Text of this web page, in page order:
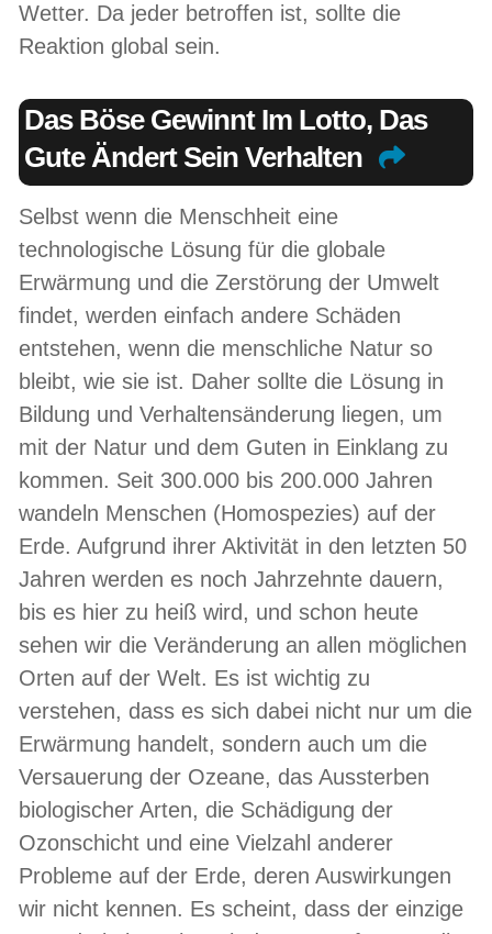
Wetter. Da jeder betroffen ist, sollte die
Reaktion global sein.
Das Böse Gewinnt Im Lotto, Das
Gute Ändert Sein Verhalten
Selbst wenn die Menschheit eine
technologische Lösung für die globale
Erwärmung und die Zerstörung der Umwelt
findet, werden einfach andere Schäden
entstehen, wenn die menschliche Natur so
bleibt, wie sie ist. Daher sollte die Lösung in
Bildung und Verhaltensänderung liegen, um
mit der Natur und dem Guten in Einklang zu
kommen. Seit 300.000 bis 200.000 Jahren
wandeln Menschen (Homospezies) auf der
Erde. Aufgrund ihrer Aktivität in den letzten 50
Jahren werden es noch Jahrzehnte dauern,
bis es hier zu heiß wird, und schon heute
sehen wir die Veränderung an allen möglichen
Orten auf der Welt. Es ist wichtig zu
verstehen, dass es sich dabei nicht nur um die
Erwärmung handelt, sondern auch um die
Versauerung der Ozeane, das Aussterben
biologischer Arten, die Schädigung der
Ozonschicht und eine Vielzahl anderer
Probleme auf der Erde, deren Auswirkungen
wir nicht kennen. Es scheint, dass der einzige